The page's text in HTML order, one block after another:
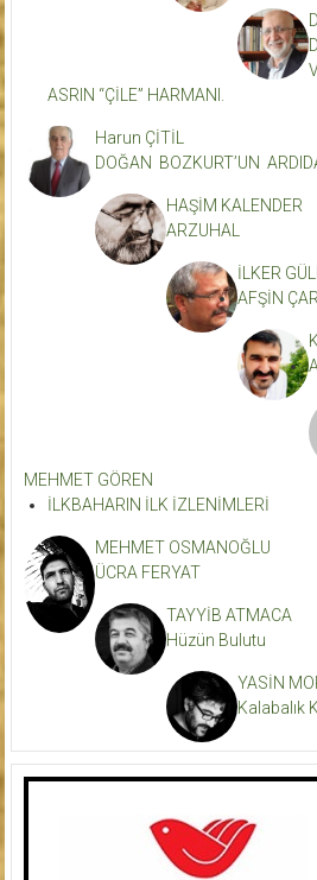
ASRIN “ÇİLE” HARMANI.
Harun ÇİTİL
DOĞAN BOZKURT’UN
HAŞİM KALENDER
ARZUHAL
İLKER
AFŞİN
MEHMET GÖREN
İLKBAHARIN İLK İZLENİMLERİ
MEHMET OSMANOĞLU
ÜCRA FERYAT
TAYYİB ATMACA
Hüzün Bulutu
YASİN
Kalabalık